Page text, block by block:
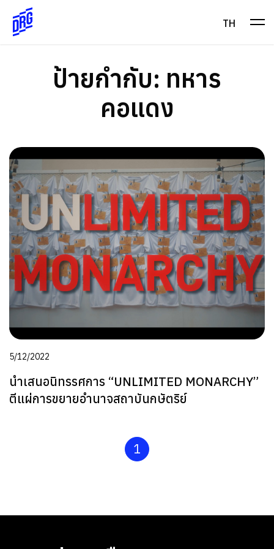
content
TH
ป้ายกำกับ: ทหาร
คอแดง
5/12/2022
นำเสนอนิทรรศการ “UNLIMITED MONARCHY”
ตีแผ่การขยายอำนาจสถาบันกษัตริย์
1